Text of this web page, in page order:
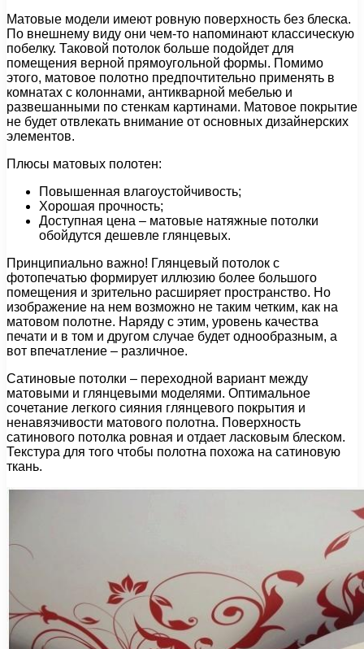
Матовые модели имеют ровную поверхность без блеска.
По внешнему виду они чем-то напоминают классическую
побелку. Таковой потолок больше подойдет для
помещения верной прямоугольной формы. Помимо
этого, матовое полотно предпочтительно применять в
комнатах с колоннами, антикварной мебелью и
развешанными по стенкам картинами. Матовое покрытие
не будет отвлекать внимание от основных дизайнерских
элементов.
Плюсы матовых полотен:
Повышенная влагоустойчивость;
Хорошая прочность;
Доступная цена – матовые натяжные потолки
обойдутся дешевле глянцевых.
Принципиально важно! Глянцевый потолок с
фотопечатью формирует иллюзию более большого
помещения и зрительно расширяет пространство. Но
изображение на нем возможно не таким четким, как на
матовом полотне. Наряду с этим, уровень качества
печати и в том и другом случае будет однообразным, а
вот впечатление – различное.
Сатиновые потолки – переходной вариант между
матовыми и глянцевыми моделями. Оптимальное
сочетание легкого сияния глянцевого покрытия и
ненавязчивости матового полотна. Поверхность
сатинового потолка ровная и отдает ласковым блеском.
Текстура для того чтобы полотна похожа на сатиновую
ткань.